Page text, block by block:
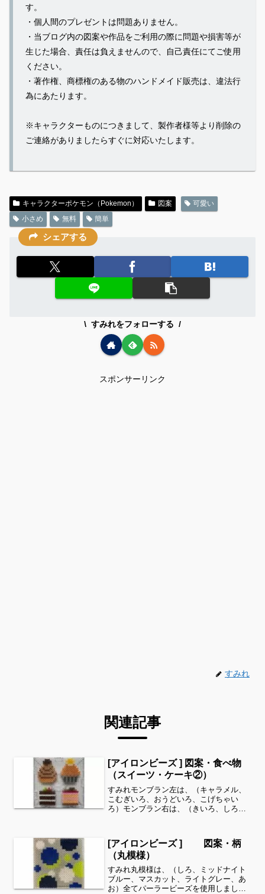
す。
・個人間のプレゼントは問題ありません。
・当ブログ内の図案や作品をご利用の際に問題や損害等が
生じた場合、責任は負えませんので、自己責任にてご使用
ください。
・著作権、商標権のある物のハンドメイド販売は、違法行
為にあたります。
※キャラクターものにつきまして、製作者様等より削除の
ご連絡がありましたらすぐに対応いたします。
キャラクターポケモン（Pokemon） 図案
可愛い
小さめ
無料 簡単
シェアする
すみれをフォローする
スポンサーリンク
すみれ
関連記事
[アイロンビーズ ] 図案・食べ物
（スイーツ・ケーキ②）
すみれモンブラン左は、（キャラメル、
こむぎいろ、おうどいろ、こげちゃい
ろ）モンブラン右は、（きいろ、しろ、
ろ、グラスグリーン、ちゃいろ）ラズベ
リーケーキは、（こげちゃいろ...
[アイロンビーズ ] 図案・柄
（丸模様）
すみれ丸模様は、（しろ、ミッドナイト
ブルー、マスカット、ライトグレー、あ
お）全てパーラービーズを使用しました